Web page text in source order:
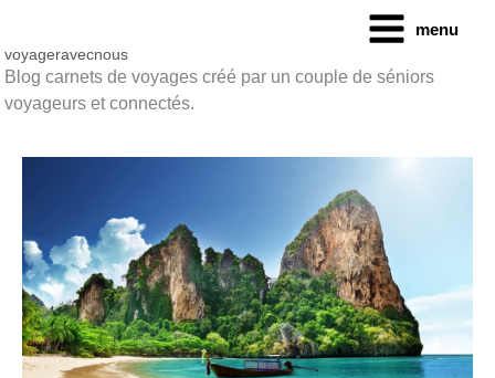
contenu
menu
voyageravecnous
Blog carnets de voyages créé par un couple de séniors
voyageurs et connectés.